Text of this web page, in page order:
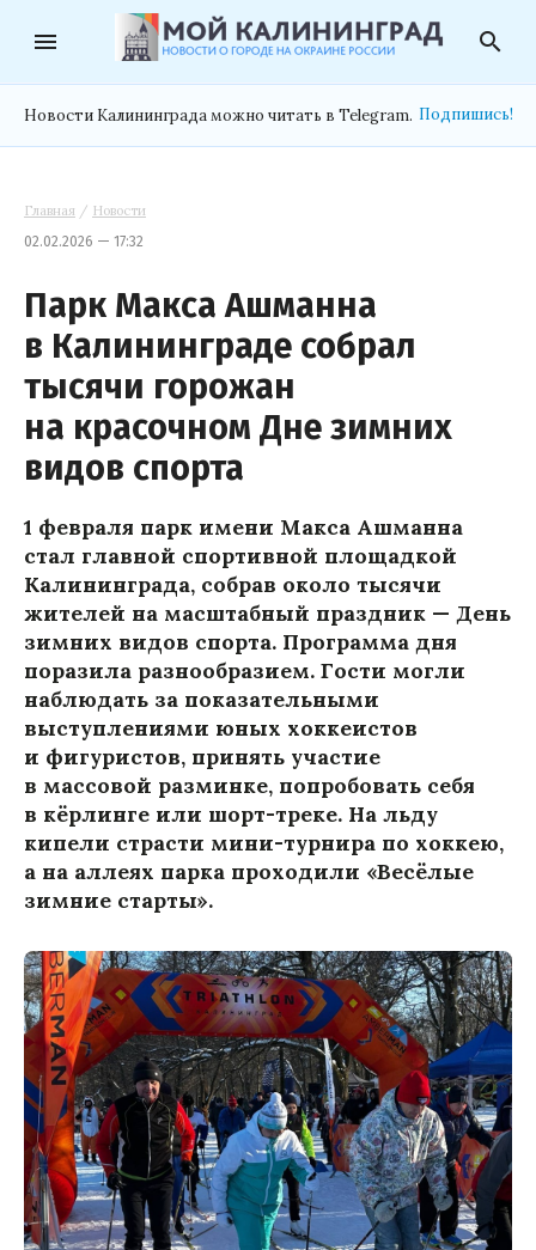
menu search
Новости Калининграда можно читать в Telegram. Подпишись!
Главная / Новости
02.02.2026 — 17:32
Парк Макса Ашманна
в Калининграде собрал
тысячи горожан
на красочном Дне зимних
видов спорта
1 февраля парк имени Макса Ашманна
стал главной спортивной площадкой
Калининграда, собрав около тысячи
жителей на масштабный праздник — День
зимних видов спорта. Программа дня
поразила разнообразием. Гости могли
наблюдать за показательными
выступлениями юных хоккеистов
и фигуристов, принять участие
в массовой разминке, попробовать себя
в кёрлинге или шорт-треке. На льду
кипели страсти мини-турнира по хоккею,
а на аллеях парка проходили «Весёлые
зимние старты».